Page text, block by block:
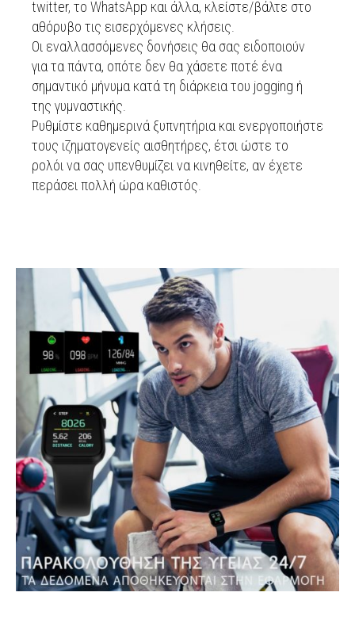
twitter, το WhatsApp και άλλα, κλείστε/βάλτε στο
αθόρυβο τις εισερχόμενες κλήσεις.
Οι εναλλασσόμενες δονήσεις θα σας ειδοποιούν
για τα πάντα, οπότε δεν θα χάσετε ποτέ ένα
σημαντικό μήνυμα κατά τη διάρκεια του jogging ή
της γυμναστικής.
Ρυθμίστε καθημερινά ξυπνητήρια και ενεργοποιήστε
τους ιζηματογενείς αισθητήρες, έτσι ώστε το
ρολόι να σας υπενθυμίζει να κινηθείτε, αν έχετε
περάσει πολλή ώρα καθιστός.